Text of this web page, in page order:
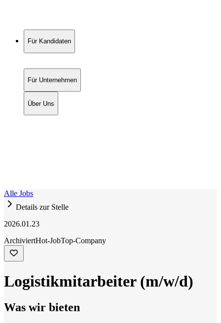
Für Kandidaten
Für Unternehmen
Über Uns
Alle Jobs
Details zur Stelle
2026.01.23
ArchiviertHot-JobTop-Company
Logistikmitarbeiter (m/w/d)
Was wir bieten